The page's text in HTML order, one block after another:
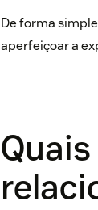
De forma
aperfeiçoar a